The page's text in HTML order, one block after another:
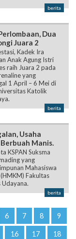
berita
Dua
Juara 2
Kadek Ira
Anak Agung Istri
raih Juara 2 pada
yang
1 April – 6 Mei di
Katolik
berita
Usaha
Berbuah Manis.
KSPAN Suksma
yang
Mahasiswa
Fakultas
berita
6 7 8 9
16 17 18